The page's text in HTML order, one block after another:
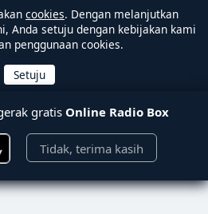
cookies. Dengan melanjutkan
Anda setuju dengan kebijakan kami
penggunaan cookies.
gratis Online Radio Box
Tidak, terima kasih